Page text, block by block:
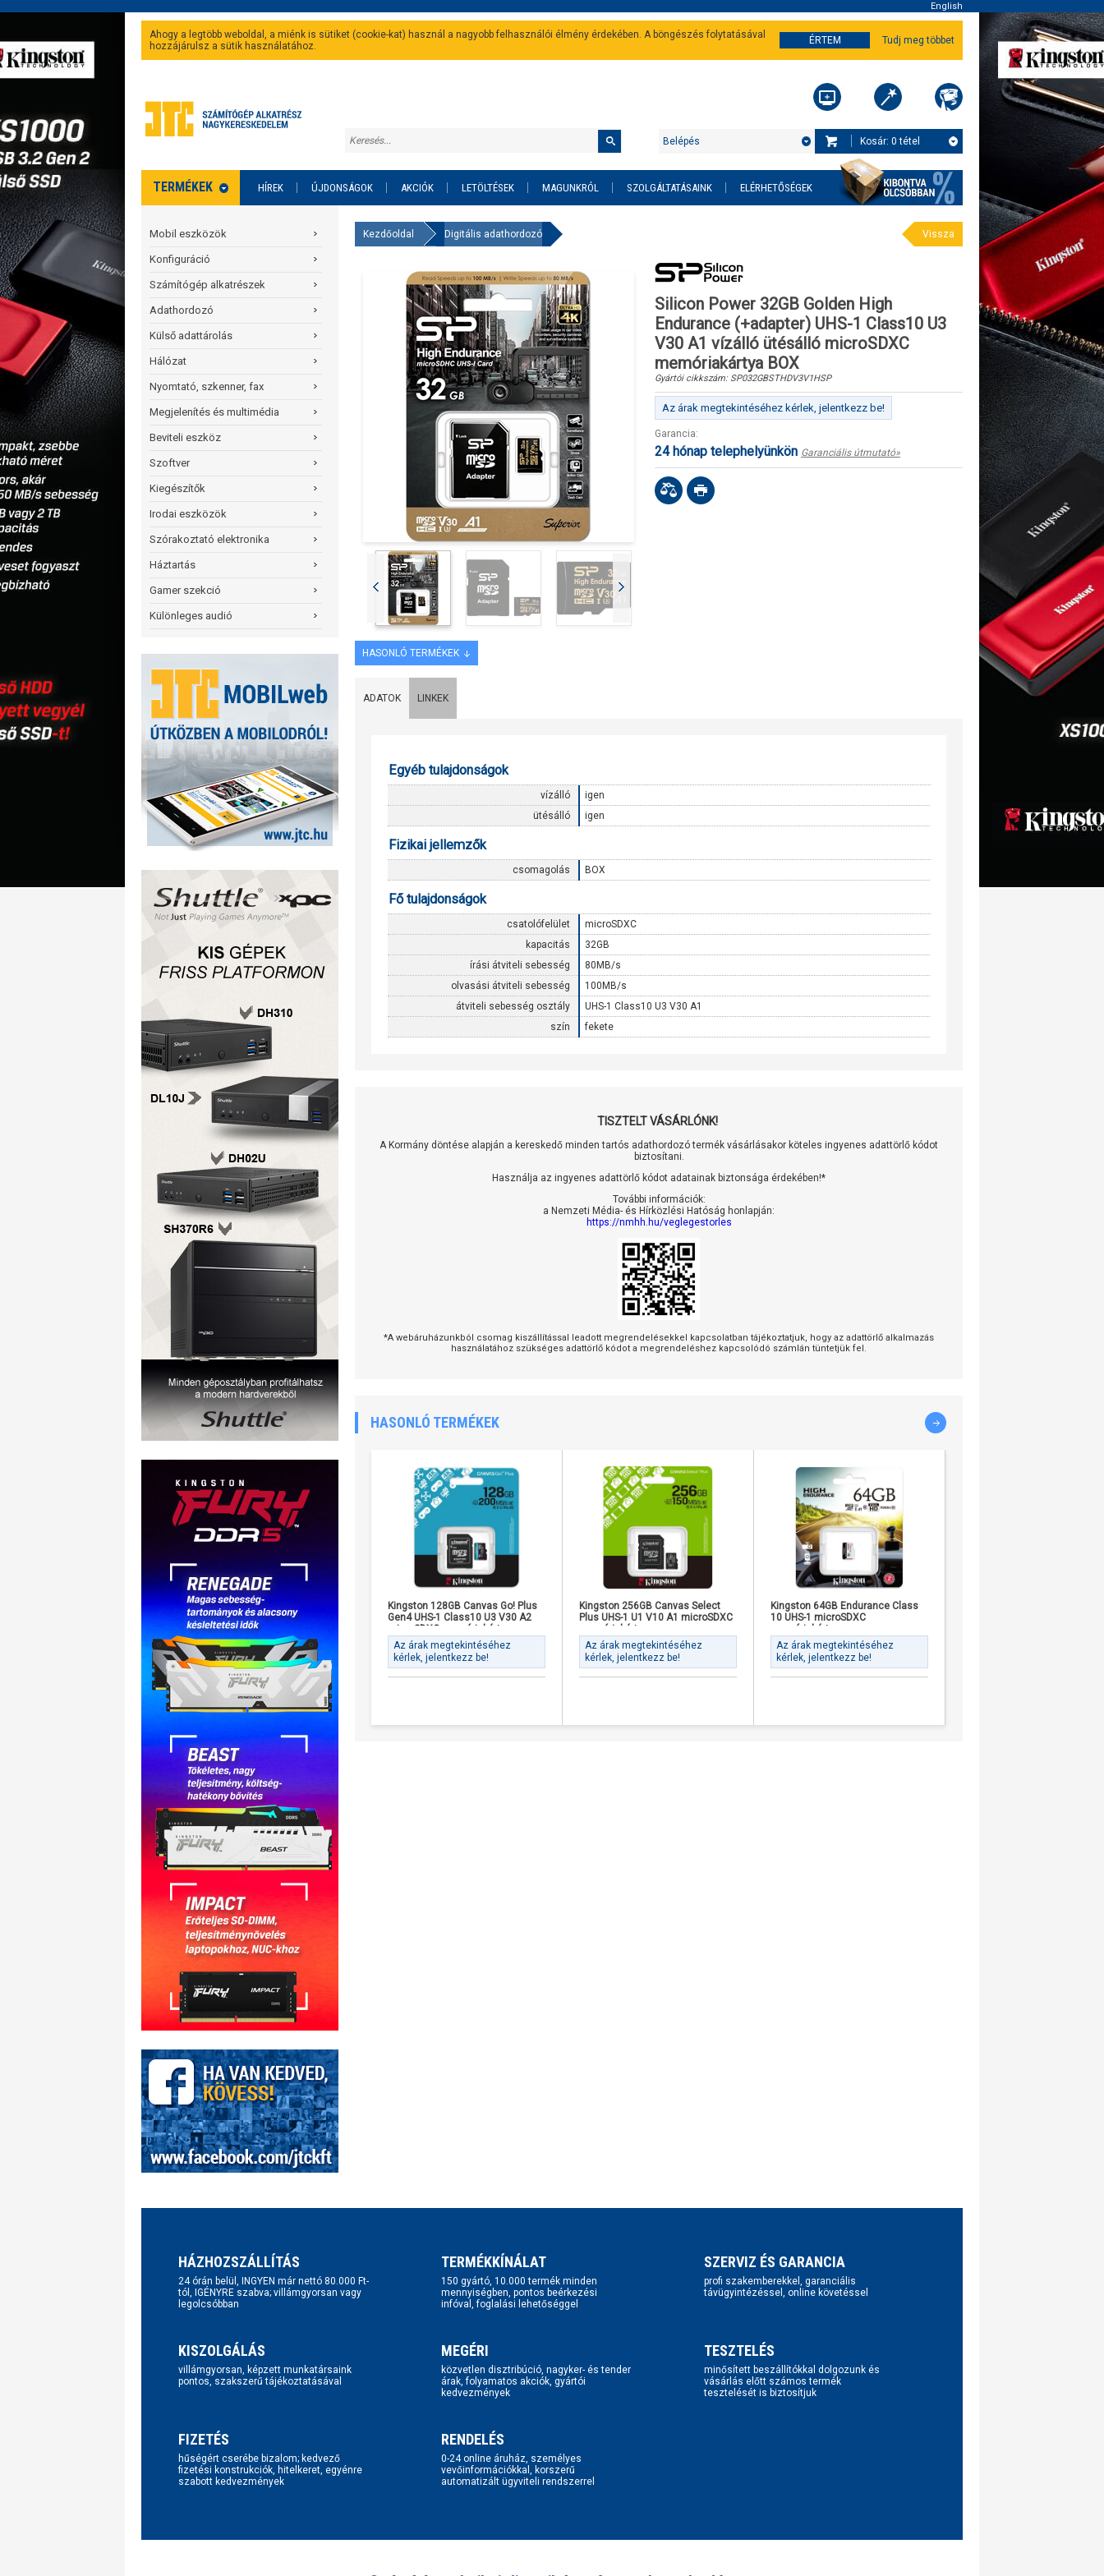
English
Ahogy a legtöbb weboldal, a miénk is sütiket (cookie-kat) használ a nagyobb felhasználói élmény érdekében. A böngészés folytatásával
hozzájárulsz a sütik használatához.
ÉRTEM Tudj meg többet
Kosár: 0 tétel
Belépés
TERMÉKEK HÍREK ÚJDONSÁGOK AKCIÓK LETÖLTÉSEK MAGUNKRÓL SZOLGÁLTATÁSAINK ELÉRHETŐSÉGEK
Mobil eszközök
Konfiguráció
Számítógép alkatrészek
Adathordozó
Külső adattárolás
Hálózat
Nyomtató, szkenner, fax
Megjelenítés és multimédia
Beviteli eszköz
Szoftver
Kiegészítők
Irodai eszközök
Szórakoztató elektronika
Háztartás
Gamer szekció
Különleges audió
Kezdőoldal Digitális adathordozó Vissza
Silicon Power 32GB Golden High
Endurance (+adapter) UHS-1 Class10 U3
V30 A1 vízálló ütésálló microSDXC
memóriakártya BOX
Gyártói cikkszám: SP032GBSTHDV3V1HSP
Az árak megtekintéséhez kérlek, jelentkezz be!
Garancia:
24 hónap telephelyünkön Garanciális útmutató»
HASONLÓ TERMÉKEK
ADATOK LINKEK
Egyéb tulajdonságok
vízálló
igen
ütésálló
igen
Fizikai jellemzők
csomagolás BOX
Fő tulajdonságok
csatolófelület
microSDXC
kapacitás
32GB
írási átviteli sebesség
80MB/s
olvasási átviteli sebesség
100MB/s
átviteli sebesség osztály
UHS-1 Class10 U3 V30 A1
szín
fekete
TISZTELT VÁSÁRLÓNK!
A Kormány döntése alapján a kereskedő minden tartós adathordozó termék vásárlásakor köteles ingyenes adattörlő kódot
biztosítani.
Használja az ingyenes adattörlő kódot adatainak biztonsága érdekében!*
További információk:
a Nemzeti Média- és Hírközlési Hatóság honlapján:
https://nmhh.hu/veglegestorles
*A webáruházunkból csomag kiszállítással leadott megrendelésekkel kapcsolatban tájékoztatjuk, hogy az adattörlő alkalmazás
használatához szükséges adattörlő kódot a megrendeléshez kapcsolódó számlán tüntetjük fel.
HASONLÓ TERMÉKEK
Kingston 128GB Canvas Go! Plus
Gen4 UHS-1 Class10 U3 V30 A2
microSDXC memóriakártya
Az árak megtekintéséhez
kérlek, jelentkezz be!
Kingston 256GB Canvas Select
Plus UHS-1 U1 V10 A1 microSDXC
memóriakártya
Az árak megtekintéséhez
kérlek, jelentkezz be!
Kingston 64GB Endurance Class
10 UHS-1 microSDXC
memóriakártya
Az árak megtekintéséhez
kérlek, jelentkezz be!
HÁZHOZSZÁLLÍTÁS
24 órán belül, INGYEN már nettó 80.000 Ft-
tól, IGÉNYRE szabva; villámgyorsan vagy
legolcsóbban
TERMÉKKÍNÁLAT
150 gyártó, 10.000 termék minden
mennyiségben, pontos beérkezési
infóval, foglalási lehetőséggel
SZERVIZ ÉS GARANCIA
profi szakemberekkel, garanciális
távügyintézéssel, online követéssel
KISZOLGÁLÁS
villámgyorsan, képzett munkatársaink
pontos, szakszerű tájékoztatásával
MEGÉRI
közvetlen disztribúció, nagyker- és tender
árak, folyamatos akciók, gyártói
kedvezmények
TESZTELÉS
minősített beszállítókkal dolgozunk és
vásárlás előtt számos termék
tesztelését is biztosítjuk
FIZETÉS
hűségért cserébe bizalom; kedvező
fizetési konstrukciók, hitelkeret, egyénre
szabott kedvezmények
RENDELÉS
0-24 online áruház, személyes
vevőinformációkkal, korszerű
automatizált ügyviteli rendszerrel